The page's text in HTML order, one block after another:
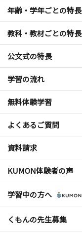
年齢・学年ごとの特長
教科・教材ごとの特長
公文式の特長
学習の流れ
無料体験学習
よくあるご質問
資料請求
KUMON体験者の声
学習中の方へ
くもんの先生募集